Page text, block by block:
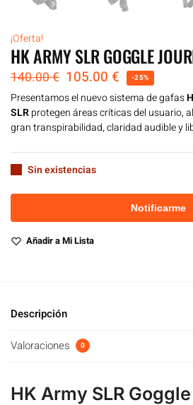
¡Oferta!
HK ARMY SLR GOGGLE
140.00€ 105.00 € -25%
Presentamos el nuevo sistema de gafas
SLRprotegen áreas críticas del usuario,
gran transpirabilidad, claridad audible y
Sin existencias
Añadir a Mi Lista
Descripción
Valoraciones 0
HK Army SLR